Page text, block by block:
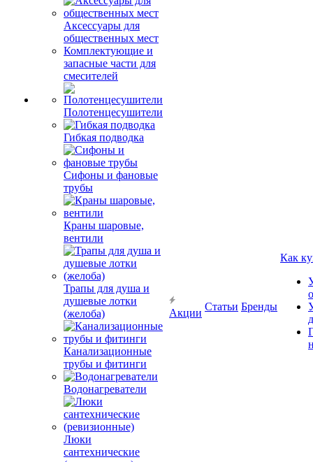
Аксессуары для
общественных мест
Комплектующие и
запасные части для
смесителей
Полотенцесушители
Гибкая подводка
Сифоны и фановые
трубы
Краны шаровые,
вентили
Трапы для душа и
душевые лотки
(желоба)
Канализационные
трубы и фитинги
Водонагреватели
Люки
сантехнические
Акции
Статьи Бренды
Как